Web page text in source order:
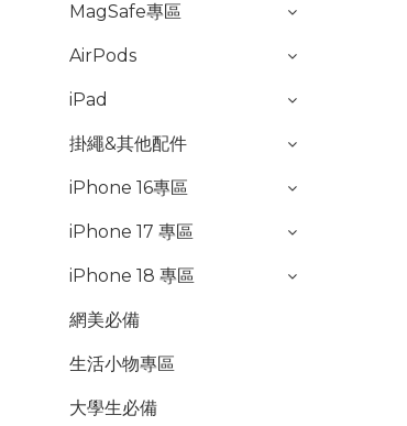
MagSafe專區
AirPods
iPad
掛繩&其他配件
iPhone 16專區
iPhone 17 專區
iPhone 18 專區
網美必備
生活小物專區
大學生必備